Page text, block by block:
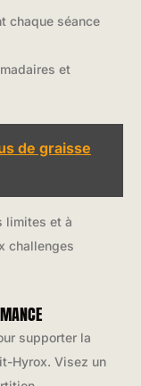
chaque séance
et
de graisse
limites et à
challenges
supporter la
Hyrox. Visez un